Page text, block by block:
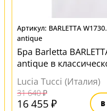
BARLETTA
antique
Бра Barletta
antique в
Lucia Tucci (Италия)
31 640 ₽
16 455 ₽